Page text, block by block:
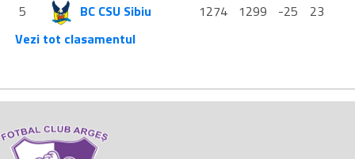
5
BC CSU Sibiu 1274 1299 -25
23
Vezi tot clasamentul